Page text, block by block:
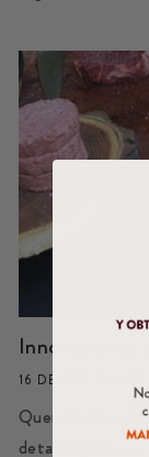
Innovaciones
16 DE SEPTIEMBRE
Querida
detalles para